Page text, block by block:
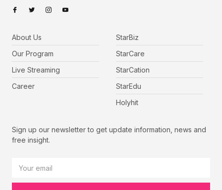
About Us
Our Program
Live Streaming
Career
StarBiz
StarCare
StarCation
StarEdu
Holyhit
Sign up our newsletter to get update information, news and
free insight.